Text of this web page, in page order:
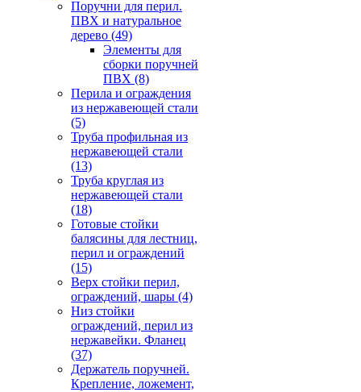
Поручни для перил.
ПВХ и натуральное
дерево (49)
Элементы для
сборки поручней
ПВХ (8)
Перила и ограждения
из нержавеющей стали
(5)
Труба профильная из
нержавеющей стали
(13)
Труба круглая из
нержавеющей стали
(18)
Готовые стойки
балясины для лестниц,
перил и ограждений
(15)
Верх стойки перил,
ограждений, шары (4)
Низ стойки
ограждений, перил из
нержавейки. Фланец
(37)
Держатель поручней.
Крепление, ложемент,